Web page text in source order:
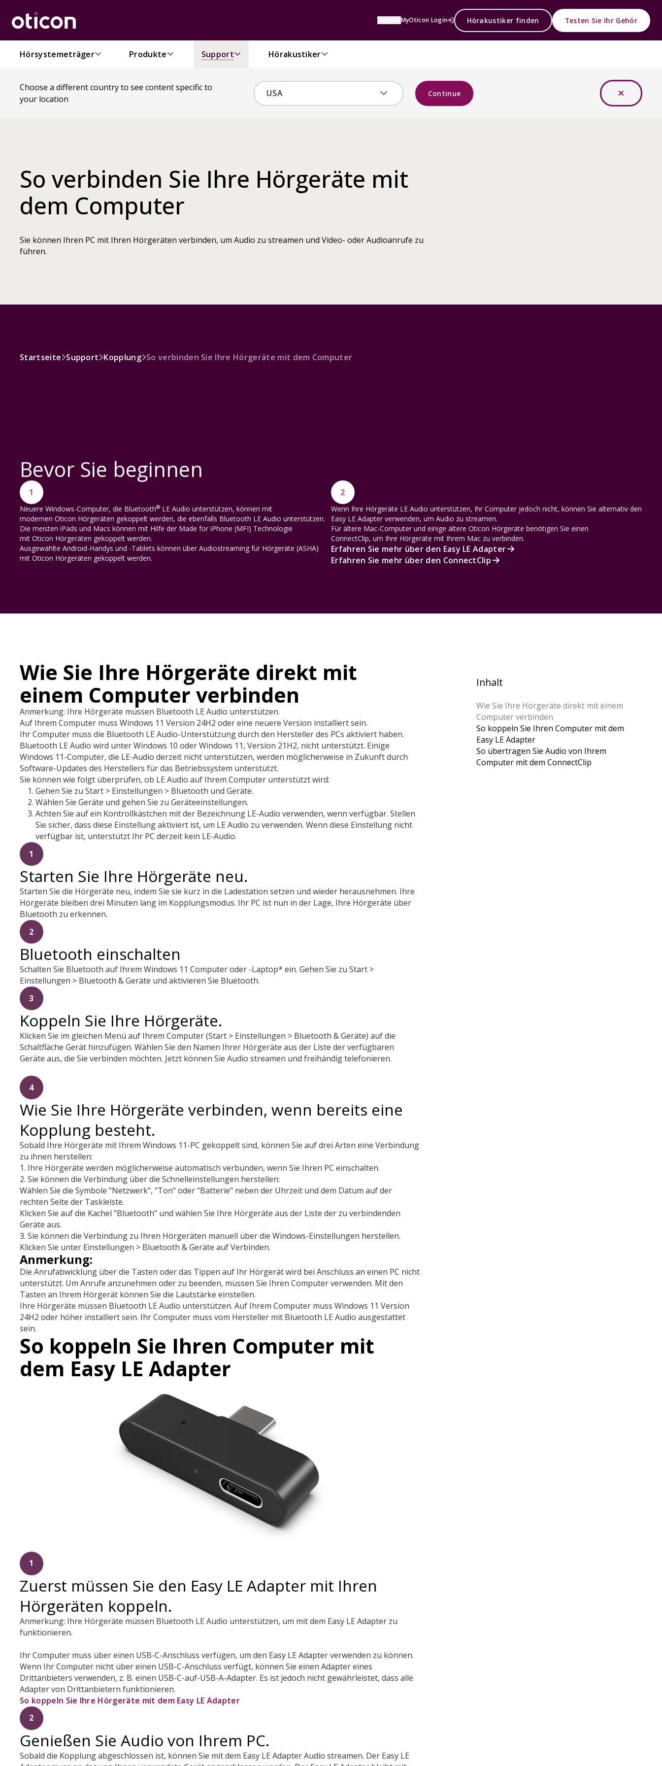
MyOticon Login Hörakustiker finden Testen Sie Ihr Gehör
Hörsystemeträger Produkte Support Hörakustiker
Choose a different country to see content specific to
your location
Continue
So verbinden Sie Ihre Hörgeräte mit
dem Computer
Sie können Ihren PC mit Ihren Hörgeräten verbinden, um Audio zu streamen und Video- oder Audioanrufe zu
führen.
Startseite Support Kopplung So verbinden Sie Ihre Hörgeräte mit dem Computer
Bevor Sie beginnen
1
Neuere Windows-Computer, die Bluetooth® LE Audio unterstützen, können mit
modernen Oticon Hörgeräten gekoppelt werden, die ebenfalls Bluetooth LE Audio unterstützen.
Die meisten iPads und Macs können mit Hilfe der Made for iPhone (MFI) Technologie
mit Oticon Hörgeräten gekoppelt werden.
Ausgewählte Android-Handys und -Tablets können über Audiostreaming für Hörgeräte (ASHA)
mit Oticon Hörgeräten gekoppelt werden.
2
Wenn Ihre Hörgeräte LE Audio unterstützen, Ihr Computer jedoch nicht, können Sie alternativ den
Easy LE Adapter verwenden, um Audio zu streamen.
Für ältere Mac-Computer und einige ältere Oticon Hörgeräte benötigen Sie einen
ConnectClip, um Ihre Hörgeräte mit Ihrem Mac zu verbinden.
Erfahren Sie mehr über den Easy LE Adapter
Erfahren Sie mehr über den ConnectClip
Wie Sie Ihre Hörgeräte direkt mit
einem Computer verbinden
Anmerkung: Ihre Hörgeräte müssen Bluetooth LE Audio unterstützen.
Auf Ihrem Computer muss Windows 11 Version 24H2 oder eine neuere Version installiert sein.
Ihr Computer muss die Bluetooth LE Audio-Unterstützung durch den Hersteller des PCs aktiviert haben.
Bluetooth LE Audio wird unter Windows 10 oder Windows 11, Version 21H2, nicht unterstützt. Einige
Windows 11-Computer, die LE-Audio derzeit nicht unterstützen, werden möglicherweise in Zukunft durch
Software-Updates des Herstellers für das Betriebssystem unterstützt.
Sie können wie folgt überprüfen, ob LE Audio auf Ihrem Computer unterstützt wird:
Gehen Sie zu Start > Einstellungen > Bluetooth und Geräte.
Wählen Sie Geräte und gehen Sie zu Geräteeinstellungen.
Achten Sie auf ein Kontrollkästchen mit der Bezeichnung LE-Audio verwenden, wenn verfügbar. Stellen
Sie sicher, dass diese Einstellung aktiviert ist, um LE Audio zu verwenden. Wenn diese Einstellung nicht
verfügbar ist, unterstützt Ihr PC derzeit kein LE-Audio.
1
Starten Sie Ihre Hörgeräte neu.
Starten Sie die Hörgeräte neu, indem Sie sie kurz in die Ladestation setzen und wieder herausnehmen. Ihre
Hörgeräte bleiben drei Minuten lang im Kopplungsmodus. Ihr PC ist nun in der Lage, Ihre Hörgeräte über
Bluetooth zu erkennen.
2
Bluetooth einschalten
Schalten Sie Bluetooth auf Ihrem Windows 11 Computer oder -Laptop* ein. Gehen Sie zu Start >
Einstellungen > Bluetooth & Geräte und aktivieren Sie Bluetooth.
3
Koppeln Sie Ihre Hörgeräte.
Klicken Sie im gleichen Menü auf Ihrem Computer (Start > Einstellungen > Bluetooth & Geräte) auf die
Schaltfläche Gerät hinzufügen. Wählen Sie den Namen Ihrer Hörgeräte aus der Liste der verfügbaren
Geräte aus, die Sie verbinden möchten. Jetzt können Sie Audio streamen und freihändig telefonieren.
4
Wie Sie Ihre Hörgeräte verbinden, wenn bereits eine
Kopplung besteht.
Sobald Ihre Hörgeräte mit Ihrem Windows 11-PC gekoppelt sind, können Sie auf drei Arten eine Verbindung
zu ihnen herstellen:
1. Ihre Hörgeräte werden möglicherweise automatisch verbunden, wenn Sie Ihren PC einschalten.
2. Sie können die Verbindung über die Schnelleinstellungen herstellen:
Wählen Sie die Symbole "Netzwerk", "Ton" oder "Batterie" neben der Uhrzeit und dem Datum auf der
rechten Seite der Taskleiste.
Klicken Sie auf die Kachel "Bluetooth" und wählen Sie Ihre Hörgeräte aus der Liste der zu verbindenden
Geräte aus.
3. Sie können die Verbindung zu Ihren Hörgeräten manuell über die Windows-Einstellungen herstellen.
Klicken Sie unter Einstellungen > Bluetooth & Geräte auf Verbinden.
Anmerkung:
Die Anrufabwicklung über die Tasten oder das Tippen auf Ihr Hörgerät wird bei Anschluss an einen PC nicht
unterstützt. Um Anrufe anzunehmen oder zu beenden, müssen Sie Ihren Computer verwenden. Mit den
Tasten an Ihrem Hörgerät können Sie die Lautstärke einstellen.
Ihre Hörgeräte müssen Bluetooth LE Audio unterstützen. Auf Ihrem Computer muss Windows 11 Version
24H2 oder höher installiert sein. Ihr Computer muss vom Hersteller mit Bluetooth LE Audio ausgestattet
sein.
So koppeln Sie Ihren Computer mit
dem Easy LE Adapter
1
Zuerst müssen Sie den Easy LE Adapter mit Ihren
Hörgeräten koppeln.
Anmerkung: Ihre Hörgeräte müssen Bluetooth LE Audio unterstützen, um mit dem Easy LE Adapter zu
funktionieren.
Ihr Computer muss über einen USB-C-Anschluss verfügen, um den Easy LE Adapter verwenden zu können.
Wenn Ihr Computer nicht über einen USB-C-Anschluss verfügt, können Sie einen Adapter eines
Drittanbieters verwenden, z. B. einen USB-C-auf-USB-A-Adapter. Es ist jedoch nicht gewährleistet, dass alle
Adapter von Drittanbietern funktionieren.
So koppeln Sie Ihre Hörgeräte mit dem Easy LE Adapter
2
Genießen Sie Audio von Ihrem PC.
Sobald die Kopplung abgeschlossen ist, können Sie mit dem Easy LE Adapter Audio streamen. Der Easy LE
Inhalt
Wie Sie Ihre Hörgeräte direkt mit einem
Computer verbinden
So koppeln Sie Ihren Computer mit dem
Easy LE Adapter
So übertragen Sie Audio von Ihrem
Computer mit dem ConnectClip